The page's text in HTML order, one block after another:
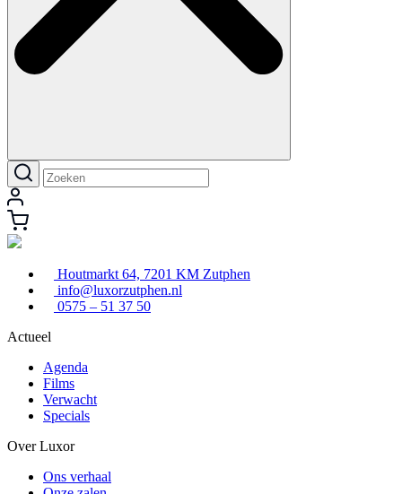
Houtmarkt 64, 7201 KM Zutphen
info@luxorzutphen.nl
0575 – 51 37 50
Actueel
Agenda
Films
Verwacht
Specials
Over Luxor
Ons verhaal